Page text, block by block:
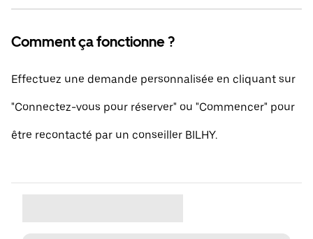
Comment ça fonctionne ?
Effectuez une demande personnalisée en cliquant sur
"Connectez-vous pour réserver" ou "Commencer" pour
être recontacté par un conseiller BILHY.